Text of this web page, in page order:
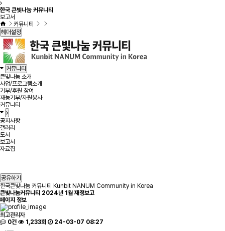
한국 큰빛나눔 커뮤니티
보고서
커뮤니티
헤더설정
커뮤니티
큰빛나눔 소개
사업/프로그램소개
기부/후원 참여
재능기부/자원봉사
커뮤니티
공지사항
갤러리
도서
보고서
자료집
공유하기
한국큰빛나눔 커뮤니티 Kunbit NANUM Community in Korea
큰빛나눔커뮤니티 2024년 1월 재정보고
페이지 정보
최고관리자
0건
1,233회 24-03-07 08:27